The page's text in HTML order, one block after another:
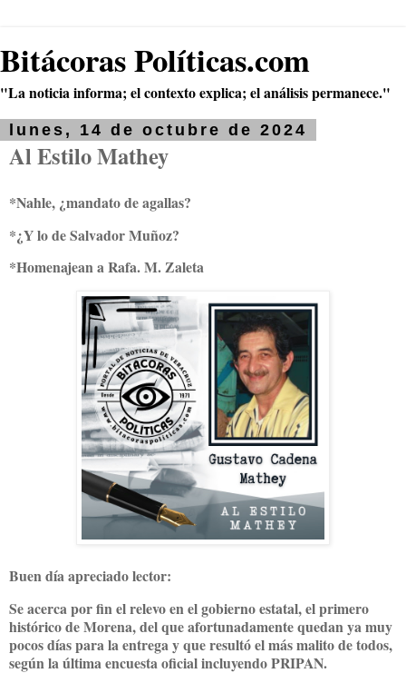
Bitácoras Políticas.com
"La noticia informa; el contexto explica; el análisis permanece."
lunes, 14 de octubre de 2024
Al Estilo Mathey
*Nahle, ¿mandato de agallas?
*¿Y lo de Salvador Muñoz?
*Homenajean a Rafa. M. Zaleta
Buen día apreciado lector:
Se acerca por fin el relevo en el gobierno estatal, el primero
histórico de Morena, del que afortunadamente quedan ya muy
pocos días para la entrega y que resultó el más malito de todos,
según la última encuesta oficial incluyendo PRIPAN.